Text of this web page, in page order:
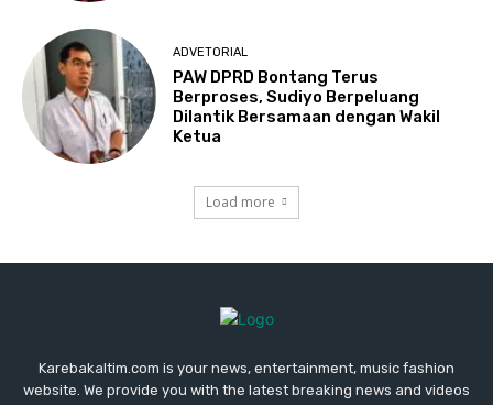
ADVETORIAL
PAW DPRD Bontang Terus
Berproses, Sudiyo Berpeluang
Dilantik Bersamaan dengan Wakil
Ketua
Load more
Karebakaltim.com is your news, entertainment, music fashion
website. We provide you with the latest breaking news and videos